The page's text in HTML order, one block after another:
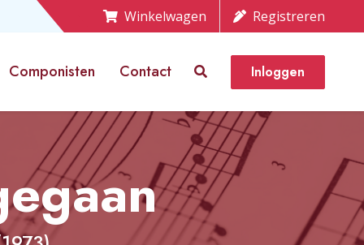
Winkelwagen Registreren
Componisten Contact Inloggen